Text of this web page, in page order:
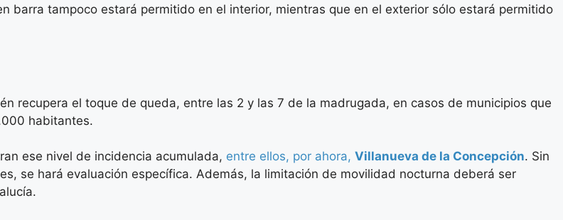
barra tampoco estará permitido en el interior, mientras que en el exterior sólo estará permitido
recupera el toque de queda, entre las 2 y las 7 de la madrugada, en casos de municipios que
habitantes.
ese nivel de incidencia acumulada, entre ellos, por ahora, Villanueva de la Concepción. Sin
se hará evaluación específica. Además, la limitación de movilidad nocturna deberá ser